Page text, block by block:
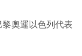
奧運以色列代表